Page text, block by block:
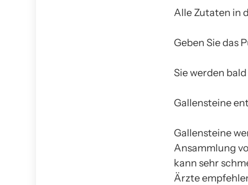
Alle Zutaten in
Geben Sie das
Sie werden
Gallensteine
Gallensteine
Ansammlung
kann sehr
Ärzte